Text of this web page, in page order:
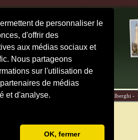
de personnaliser le
d'offrir des
aux médias sociaux et
Nous partageons
sur l'utilisation de
de médias
et d'analyse.
OK, fermer
Mappe - Destinazioni - Alberghi -